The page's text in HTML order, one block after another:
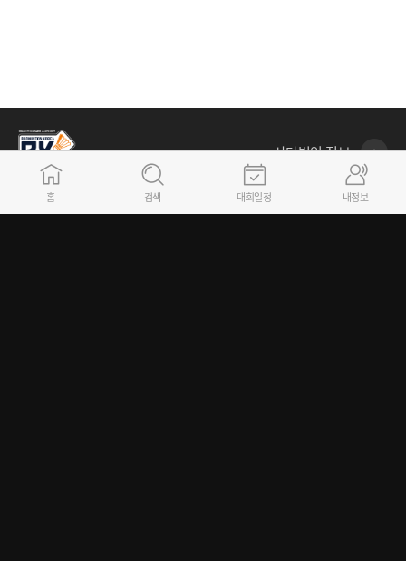
사단법인 정보
(사단) 대한배드민턴협회
홈 검색 대회일정 내정보